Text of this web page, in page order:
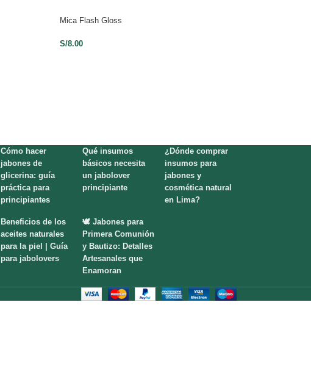
Mica Flash Gloss
S/8.00
Cómo hacer
jabones de
glicerina: guía
práctica para
principiantes
Qué insumos
básicos necesita
un jabolover
principiante
¿Dónde comprar
insumos para
jabones y
cosmética natural
en Lima?
Beneficios de los
aceites naturales
para la piel | Guía
para jabolovers
🕊️ Jabones para
Primera Comunión
y Bautizo: Detalles
Artesanales que
Enamoran